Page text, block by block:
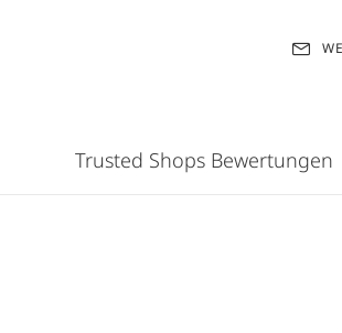
Trusted Shops Bewertungen